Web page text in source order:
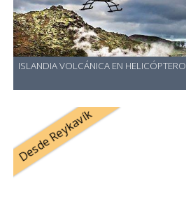
ISLANDIA VOLCÁNICA EN HELICÓPTERO
Desde Reykavík